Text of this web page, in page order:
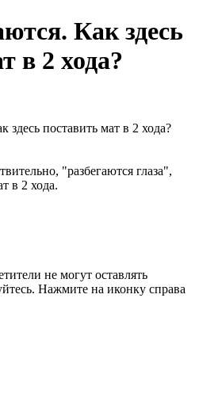
Как здесь
в 2 хода?
"разбегаются глаза",
в 2 хода.
не могут оставлять
Нажмите на иконку справа